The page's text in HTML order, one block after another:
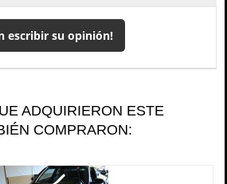
escribir su opinión!
ADQUIRIERON ESTE
COMPRARON: